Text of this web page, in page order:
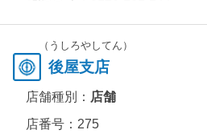
（うしろやしてん）
後屋支店
店舗種別： 店舗
店番号：275